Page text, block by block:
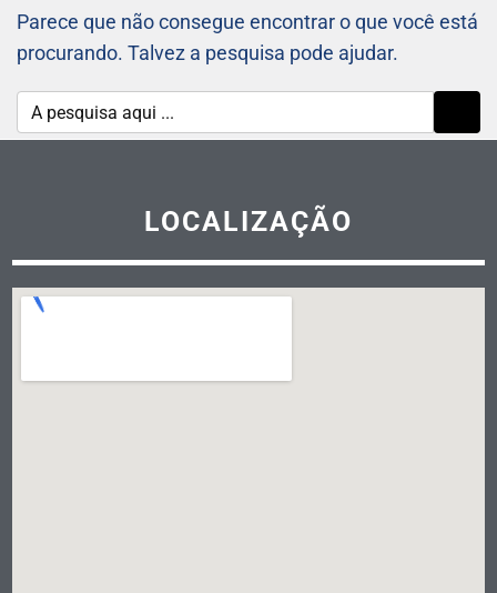
Parece que não consegue encontrar o que você está
procurando. Talvez a pesquisa pode ajudar.
LOCALIZAÇÃO